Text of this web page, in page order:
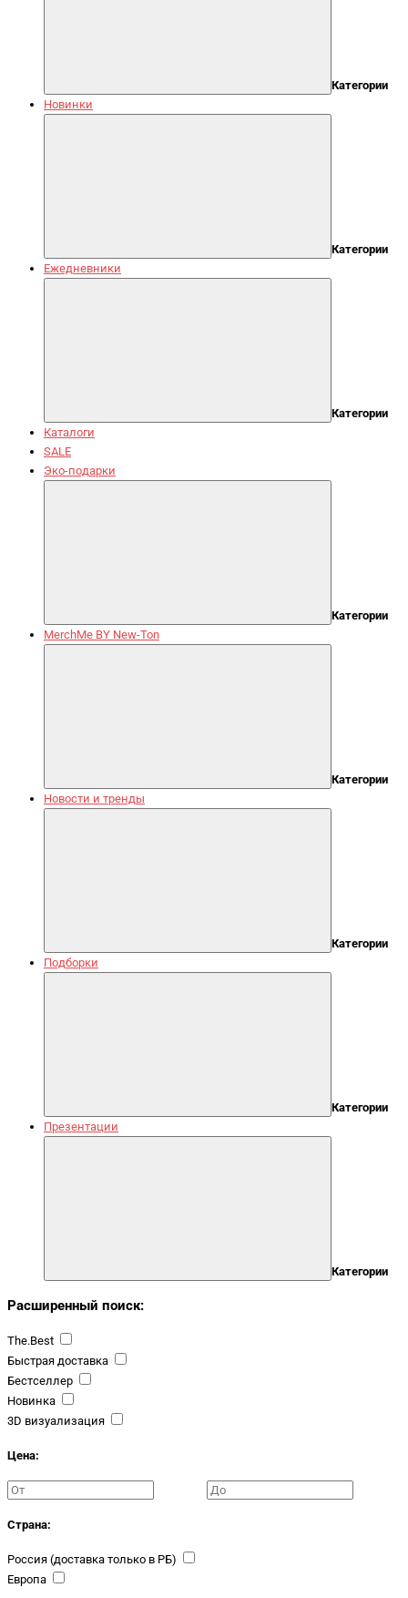
Категории
Новинки
Категории
Ежедневники
Категории
Каталоги
SALE
Эко-подарки
Категории
MerchMe BY New-Ton
Категории
Новости и тренды
Категории
Подборки
Категории
Презентации
Категории
Расширенный поиск:
The.Best
Быстрая доставка
Бестселлер
Новинка
3D визуализация
Цена:
Страна:
Россия (доставка только в РБ)
Европа